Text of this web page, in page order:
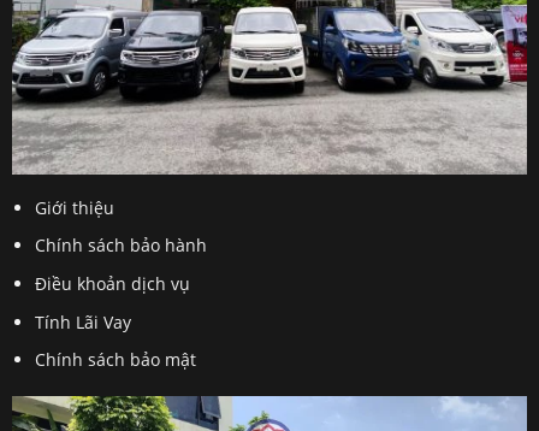
Giới thiệu
Chính sách bảo hành
Điều khoản dịch vụ
Tính Lãi Vay
Chính sách bảo mật